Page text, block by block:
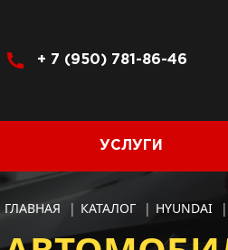
+ 7 (950) 781-86-46
УСЛУГИ
ГЛАВНАЯ | КАТАЛОГ | HYUNDAI |